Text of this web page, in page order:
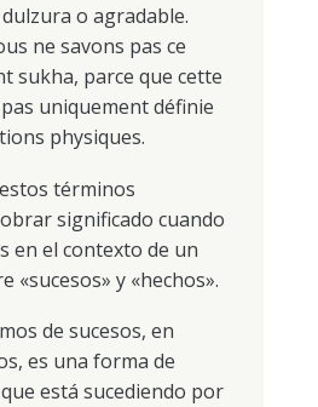
o agradable.
ne savons pas ce
sukha, parce que cette
uniquement définie
physiques.
términos
significado cuando
en el contexto de un
«sucesos» y «hechos».
de sucesos, en
es una forma de
está sucediendo por